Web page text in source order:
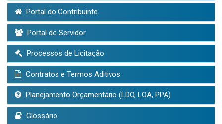
Portal do Contribuinte
Portal do Servidor
Processos de Licitação
Contratos e Termos Aditivos
Planejamento Orçamentário (LDO, LOA, PPA)
Glossário